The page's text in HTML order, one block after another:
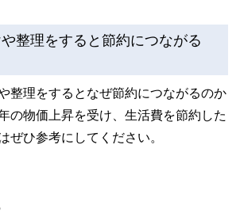
整理をすると節約につながる
整理をするとなぜ節約につながるのか
の物価上昇を受け、生活費を節約した
ぜひ参考にしてください。